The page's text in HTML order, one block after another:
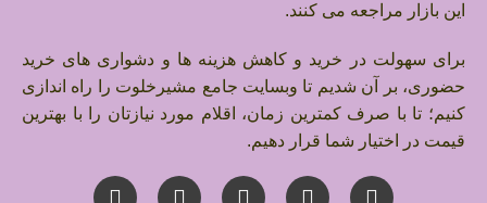
این بازار مراجعه می کنند.
برای سهولت در خرید و کاهش هزینه ها و دشواری های خرید
حضوری، بر آن شدیم تا وبسایت جامع مشیرخلوت را راه اندازی
کنیم؛ تا با صرف کمترین زمان، اقلام مورد نیازتان را با بهترین
قیمت در اختیار شما قرار دهیم.